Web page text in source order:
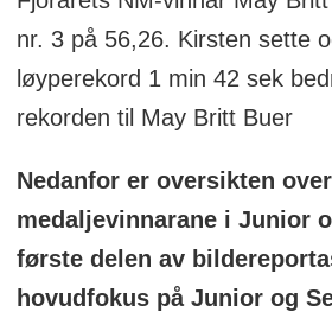
nr. 3 på 56,26. Kirsten sette
løyperekord 1 min 42 sek
rekorden til May Britt Buer
Nedanfor er oversikten over
medaljevinnarane i Junior
første delen av
hovudfokus på Junior og